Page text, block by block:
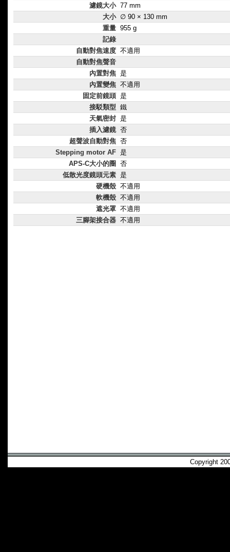
濾鏡大小 77 mm
大小 ∅ 90 × 130 mm
重量 955 g
記錄
自動對焦速度 不適用
自動對焦聲音
內置對焦 是
內置變焦 不適用
固定前鏡頭 是
接駁類型 鐵
天氣密封 是
插入濾鏡 否
超聲波自動對焦 否
Stepping motor AF 是
APS-C大小的圈
否
低散光度鏡頭元素 是
硬機殼 不適用
軟機殼 不適用
遮光罩 不適用
三腳架接合器 不適用
Copyright